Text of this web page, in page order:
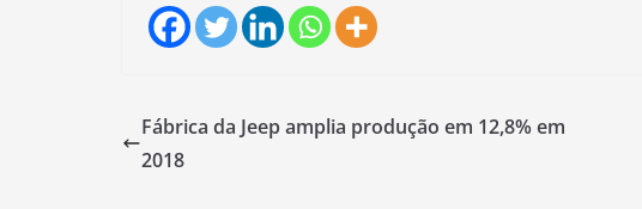
Fábrica da Jeep amplia produção em 12,8% em
2018